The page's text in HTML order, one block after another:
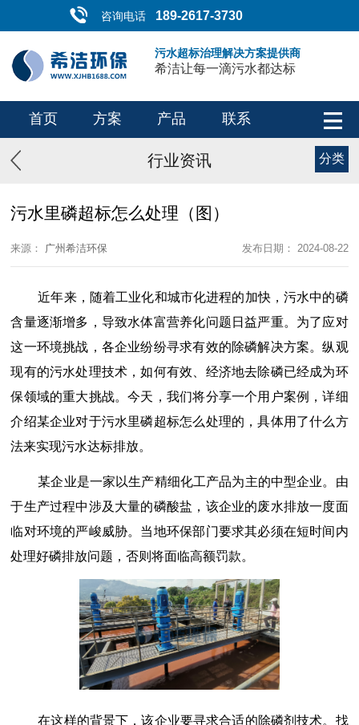
咨询电话 189-2617-3730
污水超标治理解决方案提供商
希洁让每一滴污水都达标
首页 方案 产品 联系
行业资讯 分类
污水里磷超标怎么处理（图）
来源： 广州希洁环保 发布日期： 2024-08-22
近年来，随着工业化和城市化进程的加快，污水中的磷
含量逐渐增多，导致水体富营养化问题日益严重。为了应对
这一环境挑战，各企业纷纷寻求有效的除磷解决方案。纵观
现有的污水处理技术，如何有效、经济地去除磷已经成为环
保领域的重大挑战。今天，我们将分享一个用户案例，详细
介绍某企业对于污水里磷超标怎么处理的，具体用了什么方
法来实现污水达标排放。
某企业是一家以生产精细化工产品为主的中型企业。由
于生产过程中涉及大量的磷酸盐，该企业的废水排放一度面
临对环境的严峻威胁。当地环保部门要求其必须在短时间内
处理好磷排放问题，否则将面临高额罚款。
在这样的背景下，该企业要寻求合适的除磷剂技术。找